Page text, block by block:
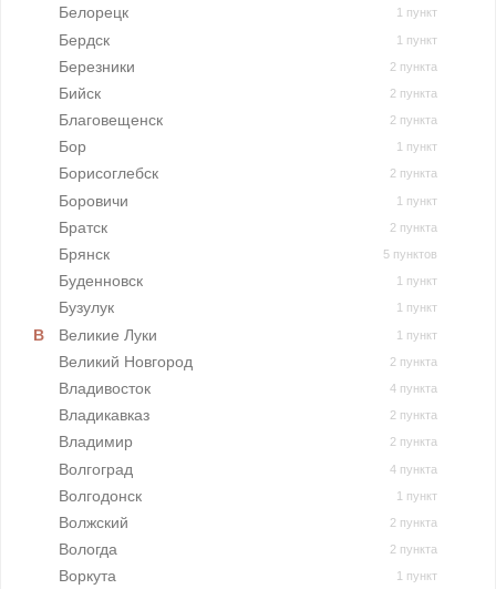
Белорецк 1 пункт
Бердск 1 пункт
Березники 2 пункта
Бийск 2 пункта
Благовещенск 2 пункта
Бор 1 пункт
Борисоглебск 2 пункта
Боровичи 1 пункт
Братск 2 пункта
Брянск 5 пунктов
Буденновск 1 пункт
Бузулук 1 пункт
Великие Луки 1 пункт
Великий Новгород 2 пункта
Владивосток 4 пункта
Владикавказ 2 пункта
Владимир 2 пункта
Волгоград 4 пункта
Волгодонск 1 пункт
Волжский 2 пункта
Вологда 2 пункта
Воркута 1 пункт